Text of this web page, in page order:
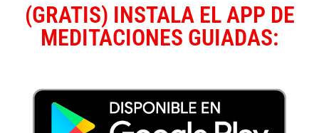
(GRATIS) INSTALA EL APP DE
MEDITACIONES GUIADAS: